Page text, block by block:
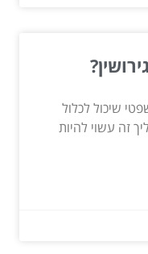
שיכול לכלול
זה עשוי להיות